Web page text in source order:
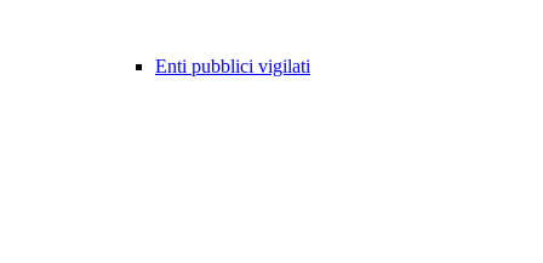
Enti pubblici vigilati